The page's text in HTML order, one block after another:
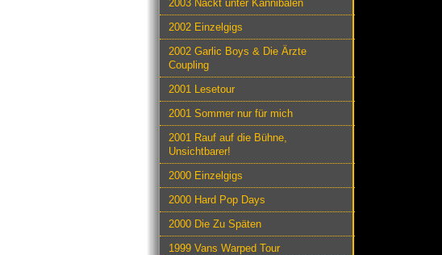
2003 Nackt unter Kannibalen
2002 Einzelgigs
2002 Garlic Boys & Die Ärzte
Coupling
2001 Lesetour
2001 Sommer nur für mich
2001 Rauf auf die Bühne,
Unsichtbarer!
2000 Einzelgigs
2000 Hard Pop Days
2000 Die Zu Späten
1999 Vans Warped Tour